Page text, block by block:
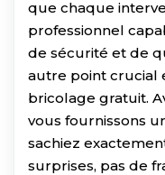
que chaque
professionnel
de sécurité et de
autre point crucial
bricolage gratuit.
vous fournissons
sachiez
surprises, pas de